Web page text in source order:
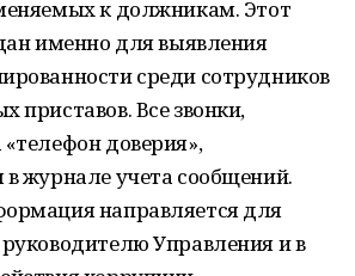
к должникам. Этот
именно для выявления
среди сотрудников
приставов. Все звонки,
доверия»,
в журнале учета сообщений.
направляется для
Управления и в